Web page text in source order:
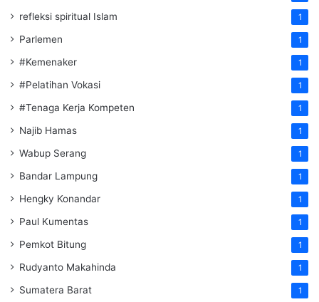
refleksi spiritual Islam 1
Parlemen 1
#Kemenaker 1
#Pelatihan Vokasi 1
#Tenaga Kerja Kompeten 1
Najib Hamas 1
Wabup Serang 1
Bandar Lampung 1
Hengky Konandar 1
Paul Kumentas 1
Pemkot Bitung 1
Rudyanto Makahinda 1
Sumatera Barat 1